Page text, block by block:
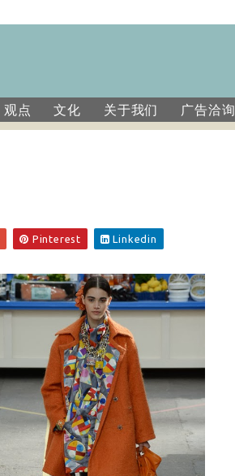
观点 文化 关于我们 广告洽询
Pinterest Linkedin